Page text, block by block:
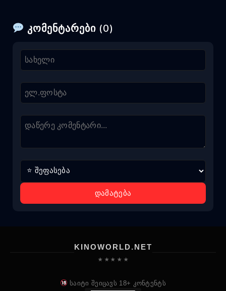
კომენტარები (0)
დამატება
KINOWORLD.NET
★ ★ ★ ★ ★
საიტი შეიცავს 18+ კონტენტს